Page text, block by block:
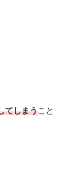
てしまうこと